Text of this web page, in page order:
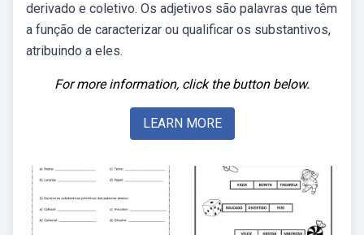
derivado e coletivo. Os adjetivos são palavras que têm
a função de caracterizar ou qualificar os substantivos,
atribuindo a eles.
For more information, click the button below.
LEARN MORE